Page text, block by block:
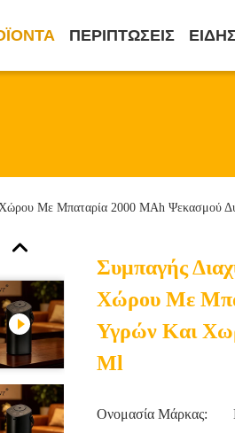
ΠΕΡΙΠΤΏΣΕΙΣ
Με Μπαταρία 2000 MAh Ψεκασμού
Συμπαγής
Χώρου Με
Υγρών Και
Ml
Ονομασία Μάρκας: